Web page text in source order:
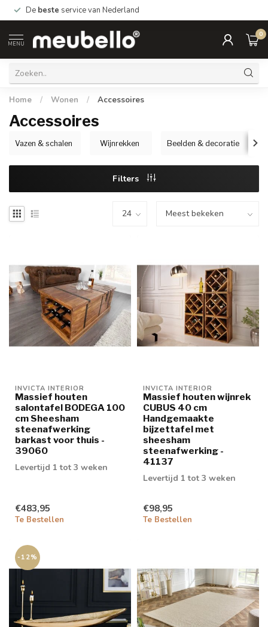
De beste service van Nederland
MENU
0
Home / Wonen / Accessoires
Accessoires
Vazen & schalen Wijnrekken Beelden & decoratie
Filters
INVICTA INTERIOR
Massief houten
salontafel BODEGA 100
cm Sheesham
steenafwerking
barkast voor thuis -
39060
Levertijd 1 tot 3 weken
€483,95
Te Bestellen
INVICTA INTERIOR
Massief houten wijnrek
CUBUS 40 cm
Handgemaakte
bijzettafel met
sheesham
steenafwerking -
41137
Levertijd 1 tot 3 weken
€98,95
Te Bestellen
-12%